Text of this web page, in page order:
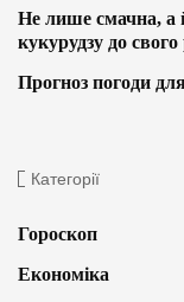
Не лише смачна, а
кукурудзу до свого
Прогноз погоди
Категорії
Гороскоп
Економіка